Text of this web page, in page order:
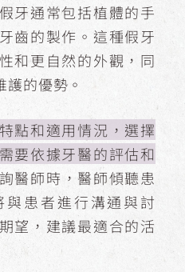
牙通常包括植體的手
齒的製作。這種假牙
和更自然的外觀，同
的優勢。
點和適用情況，選擇
要依據牙醫的評估和
醫師時，醫師傾聽患
患者進行溝通與討
望，建議最適合的活